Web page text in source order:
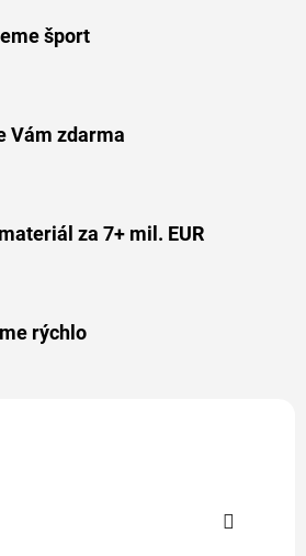
šport
Vám zdarma
za 7+ mil. EUR
rýchlo